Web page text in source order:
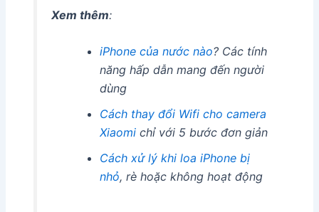
Xem thêm:
iPhone của nước nào? Các tính
năng hấp dẫn mang đến người
dùng
Cách thay đổi Wifi cho camera
Xiaomichỉ với 5 bước đơn giản
Cách xử lý khi loa iPhone bị
nhỏ, rè hoặc không hoạt động